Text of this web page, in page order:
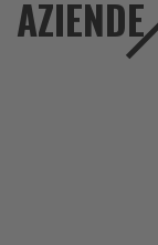
AZIENDE